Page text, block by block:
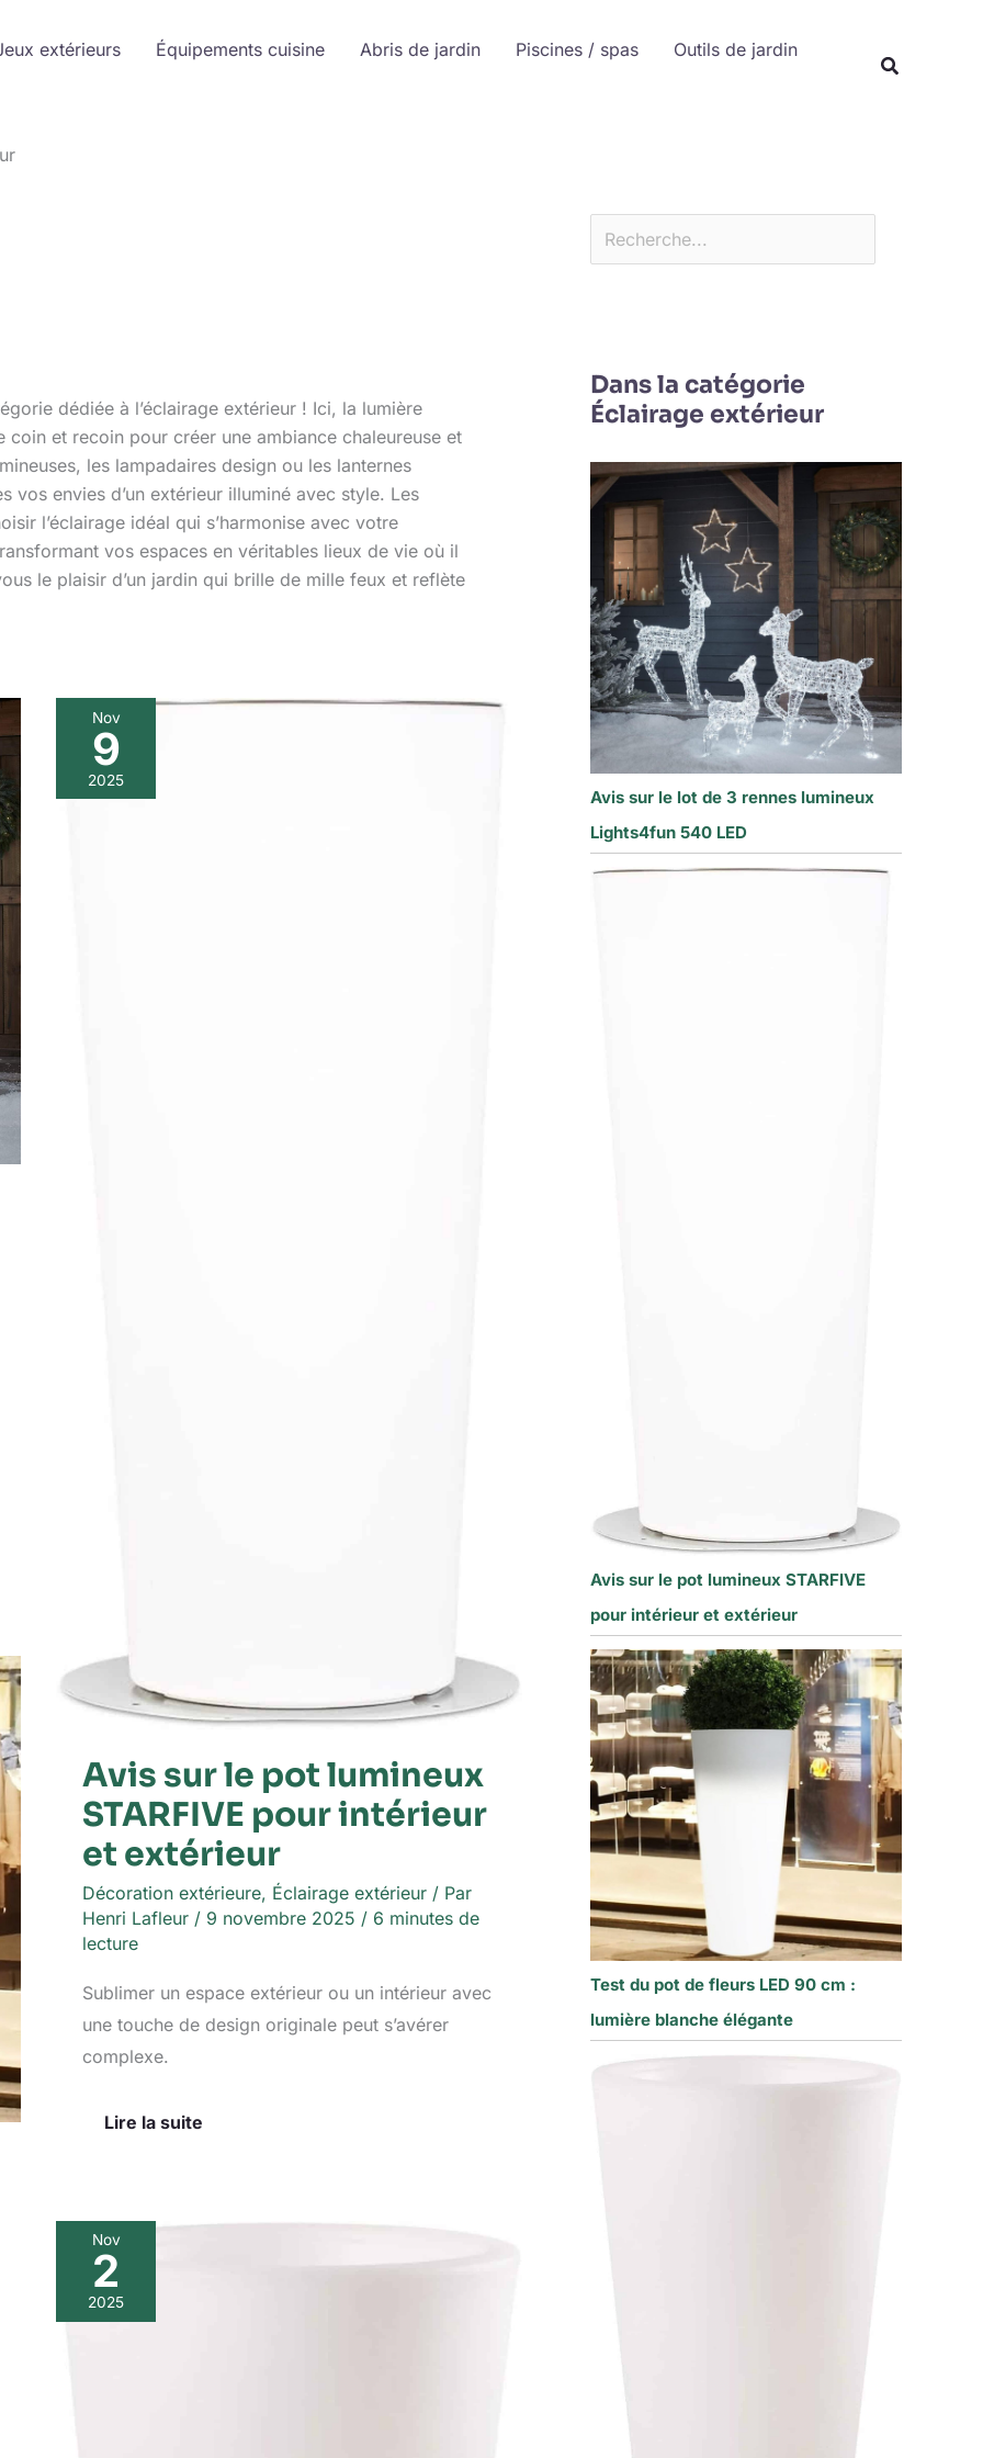
extérieurs Équipements cuisine Abris de jardin Piscines / spas
Outils de jardin
dédiée à l’éclairage extérieur ! Ici, la lumière
coin et recoin pour créer une ambiance chaleureuse et
les lampadaires design ou les lanternes
envies d’un extérieur illuminé avec style. Les
l’éclairage idéal qui s’harmonise avec votre
vos espaces en véritables lieux de vie où il
le plaisir d’un jardin qui brille de mille feux et reflète
Nov
9
2025
Avis sur le pot lumineux
STARFIVE pour intérieur
et extérieur
Décoration extérieure, Éclairage extérieur / Par
Henri Lafleur / 9 novembre 2025 / 6 minutes de
lecture
Sublimer un espace extérieur ou un intérieur avec
une touche de design originale peut s’avérer
complexe.
Avis
sur
le
Lire la suite
Nov
2
2025
Avis
sur
le
Dans la catégorie
Éclairage extérieur
Avis sur le lot de 3 rennes lumineux
Lights4fun 540 LED
Avis sur le pot lumineux STARFIVE
pour intérieur et extérieur
Test du pot de fleurs LED 90 cm :
lumière blanche élégante